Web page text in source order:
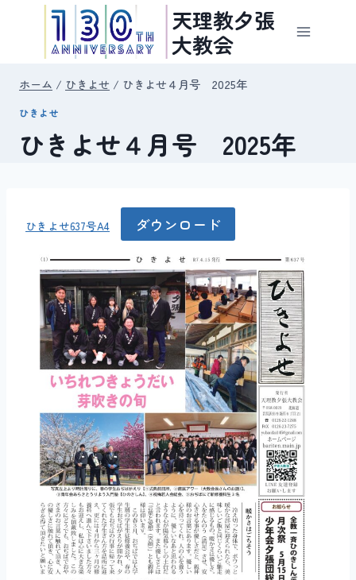
天理教夕張
大教会
ホーム / ひきよせ / ひきよせ４月号 2025年
ひきよせ
ひきよせ４月号 2025年
ひきよせ637号A4 ダウンロード